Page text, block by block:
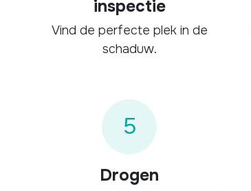
inspectie
Vind de perfecte plek in de
schaduw.
5
Drogen